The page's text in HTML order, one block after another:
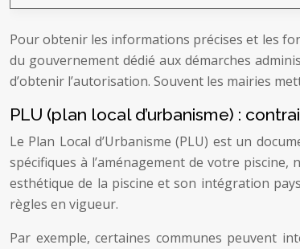
Pour obtenir les informations précises et les
du gouvernement dédié aux démarches
d’obtenir l’autorisation. Souvent les mairies
PLU (plan local d’urbanisme) :
Le Plan Local d’Urbanisme (PLU) est un
spécifiques à l’aménagement de votre
esthétique de la piscine et son intégration
règles en vigueur.
Par exemple, certaines communes peuvent